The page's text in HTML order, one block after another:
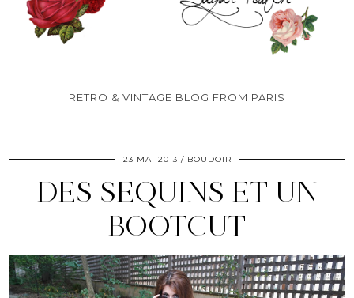
RETRO & VINTAGE BLOG FROM PARIS
23 MAI 2013 BOUDOIR
DES SEQUINS ET UN
BOOTCUT